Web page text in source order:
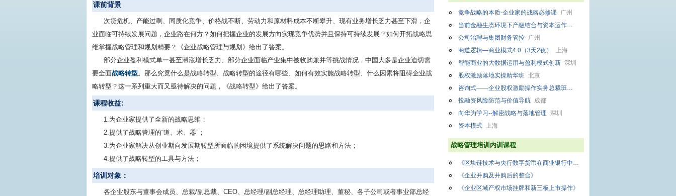
竞争战略的本质-企业家的战略必修课 广州
当前金融生态环境下产融结合与资本运作上海
公司治理与集团财务管控 广州
商道逻辑—商业模式4.0（3天2夜）
上海
智能商业的大数据运用与盈利模式创新 深圳
股权激励落地实操精华班 北京
咨询式——企业股权激励操作实务总裁班北京
投融资风险防范与价值导航 成都
向华为学习--解密战略与落地管理 深圳
资本模式 上海
战略管理培训内训课程
《区块链技术与央行数字货币在商业银行中的应用》 —— 商业银行如何挖掘区块链的金矿
《企业并购及并购后的整合》
《企业区域产权市场挂牌和新三板上市操作》
课前背景
次贷危机、产能过剩、同质化竞争、价格战不断、劳动力和原材料成本不断攀升、现有业务增长乏力甚至下滑，企
业面临可持续发展问题，企业路在何方？如何把握企业的发展方向实现竞争优势并且保持可持续发展？如何开拓战略思
维掌握战略管理和规划精要？《企业战略管理与规划》给出了答案。
部分企业盈利模式单一甚至滞涨增长乏力、部分企业面临产业集中被收购兼并等挑战情况，中国大多是企业迫切需
要全面战略转型。那么究竟什么是战略转型、战略转型的途径有哪些、如何有效实施战略转型、什么因素将阻碍企业战
略转型？这一系列重大而又亟待解决的问题，《战略转型》给出了答案。
课程收益:
1.为企业家提供了全新的战略思维；
2.提供了战略管理的“道、术、器”；
3.为企业家解决从创业期向发展期转型所面临的困境提供了系统解决问题的思路和方法；
4.提供了战略转型的工具与方法；
培训对象：
各企业股东与董事会成员、总裁/副总裁、CEO、总经理/副总经理、总经理助理、董秘、各子公司或者事业部总经